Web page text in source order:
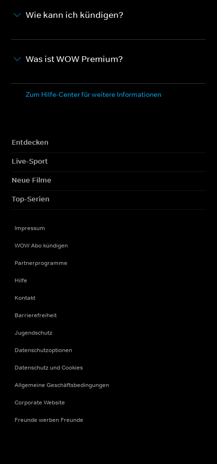
Wie kann ich kündigen?
Was ist WOW Premium?
Zum Hilfe-Center für weitere Informationen
Entdecken
Live-Sport
Neue Filme
Top-Serien
Impressum
WOW Abo kündigen
Partnerprogramme
Hilfe
Kontakt
Barrierefreiheit
Jugendschutz
Datenschutzoptionen
Datenschutz und Cookies
Allgemeine Geschäftsbedingungen
Corporate Website
Freunde werben Freunde